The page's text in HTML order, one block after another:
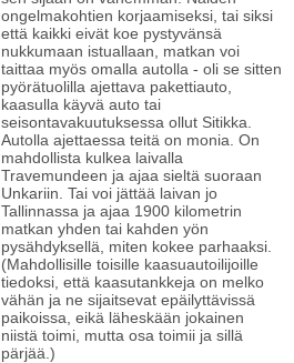
ongelmakohtien korjaamiseksi, tai siksi
että kaikki eivät koe pystyvänsä
nukkumaan istuallaan, matkan voi
taittaa myös omalla autolla - oli se sitten
pyörätuolilla ajettava pakettiauto,
kaasulla käyvä auto tai
seisontavakuutuksessa ollut Sitikka.
Autolla ajettaessa teitä on monia. On
mahdollista kulkea laivalla
Travemundeen ja ajaa sieltä suoraan
Unkariin. Tai voi jättää laivan jo
Tallinnassa ja ajaa 1900 kilometrin
matkan yhden tai kahden yön
pysähdyksellä, miten kokee parhaaksi.
(Mahdollisille toisille kaasuautoilijoille
tiedoksi, että kaasutankkeja on melko
vähän ja ne sijaitsevat epäilyttävissä
paikoissa, eikä läheskään jokainen
niistä toimi, mutta osa toimii ja sillä
pärjää.)